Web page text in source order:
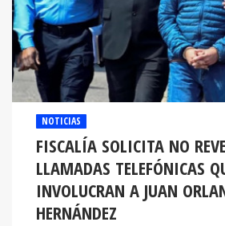
NOTICIAS
FISCALÍA SOLICITA NO
LLAMADAS TELEFÓNICAS
INVOLUCRAN A JUAN
HERNÁNDEZ